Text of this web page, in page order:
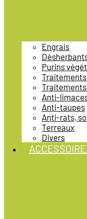
Engrais
Purins
Anti-
Anti-taupes
Anti-rats,
Terreaux
Divers